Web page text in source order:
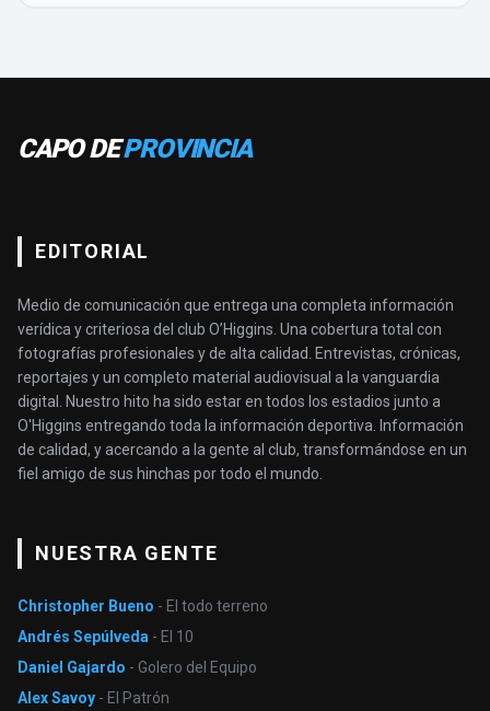
CAPO DEPROVINCIA
EDITORIAL
Medio de comunicación que entrega una completa información
verídica y criteriosa del club O’Higgins. Una cobertura total con
fotografías profesionales y de alta calidad. Entrevistas, crónicas,
reportajes y un completo material audiovisual a la vanguardia
digital. Nuestro hito ha sido estar en todos los estadios junto a
O'Higgins entregando toda la información deportiva. Información
de calidad, y acercando a la gente al club, transformándose en un
fiel amigo de sus hinchas por todo el mundo.
NUESTRA GENTE
Christopher Bueno - El todo terreno
Andrés Sepúlveda - El 10
Daniel Gajardo - Golero del Equipo
Alex Savoy - El Patrón